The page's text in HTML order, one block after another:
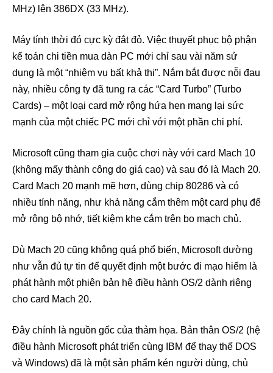
MHz) lên 386DX (33 MHz).
Máy tính thời đó cực kỳ đắt đỏ. Việc thuyết phục bộ phận
kế toán chi tiền mua dàn PC mới chỉ sau vài năm sử
dụng là một “nhiệm vụ bất khả thi”. Nắm bắt được nỗi đau
này, nhiều công ty đã tung ra các “Card Turbo” (Turbo
Cards) – một loại card mở rộng hứa hẹn mang lại sức
mạnh của một chiếc PC mới chỉ với một phần chi phí.
Microsoft cũng tham gia cuộc chơi này với card Mach 10
(không mấy thành công do giá cao) và sau đó là Mach 20.
Card Mach 20 mạnh mẽ hơn, dùng chip 80286 và có
nhiều tính năng, như khả năng cắm thêm một card phụ để
mở rộng bộ nhớ, tiết kiệm khe cắm trên bo mạch chủ.
Dù Mach 20 cũng không quá phổ biến, Microsoft dường
như vẫn đủ tự tin để quyết định một bước đi mạo hiểm là
phát hành một phiên bản hệ điều hành OS/2 dành riêng
cho card Mach 20.
Đây chính là nguồn gốc của thảm họa. Bản thân OS/2 (hệ
điều hành Microsoft phát triển cùng IBM để thay thế DOS
và Windows) đã là một sản phẩm kén người dùng, chủ